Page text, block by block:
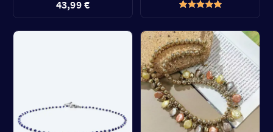
43,99 €